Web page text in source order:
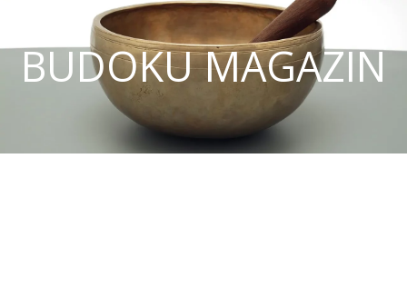
BUDOKU MAGAZIN